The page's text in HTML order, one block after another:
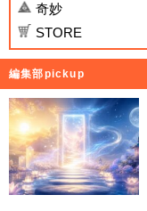
奇妙
STORE
編集部pickup